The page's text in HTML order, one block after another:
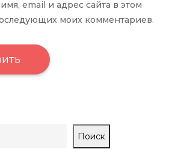
email и адрес сайта в этом
моих комментариев.
Поиск